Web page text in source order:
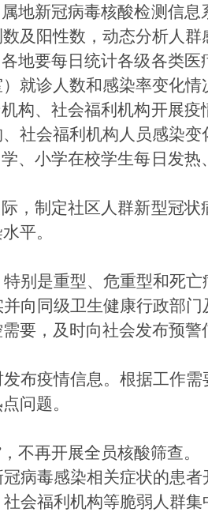
疾病预防
健康生活方式
健康科普材料
地新冠病毒核酸检测信
及 阳性数 ， 动态分析人群
各地要每日统计各级各类医
就诊人数和感染率变化情
机构、 社会福利机构开展疫
、 社会福利机构人员感染变
学、小学在校学生每日发热
，制定社区人群新型冠状
平。
特别是重型、危重型和死亡
向同级卫生健康行政部
要，及时向社会发布预警
发布疫情信息。根据工作需
问题。
不再开展全员核酸筛查。
冠病毒感染相关症状的患者
会福利机构等脆弱人群